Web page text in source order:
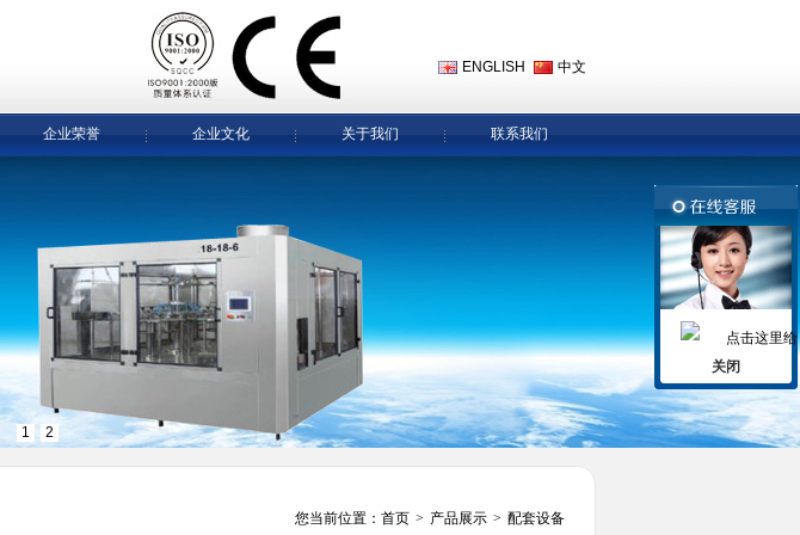
ENGLISH 中文
企业荣誉 企业文化 关于我们 联系我们
1 2
您当前位置： 首页 > 产品展示 > 配套设备
关闭